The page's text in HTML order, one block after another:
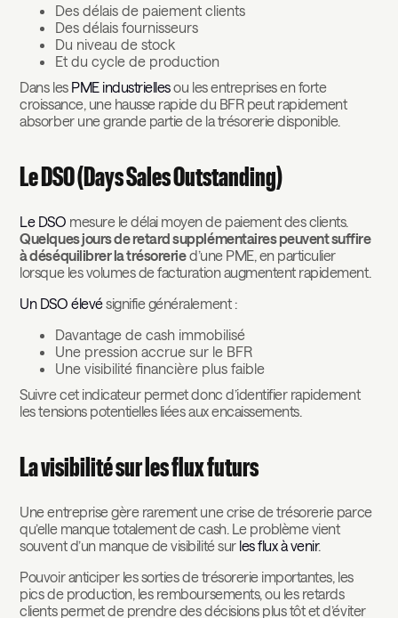
Des délais de paiement clients
Des délais fournisseurs
Du niveau de stock
Et du cycle de production
Dans les PME industriellesou les entreprises en forte
croissance, une hausse rapide du BFR peut rapidement
absorber une grande partie de la trésorerie disponible.
Le DSO (Days Sales Outstanding)
Le DSO mesure le délai moyen de paiement des clients.
Quelques jours de retard supplémentaires peuvent suffire
à déséquilibrer la trésoreried’une PME, en particulier
lorsque les volumes de facturation augmentent rapidement.
Un DSO élevésignifie généralement :
Davantage de cash immobilisé
Une pression accrue sur le BFR
Une visibilité financière plus faible
Suivre cet indicateur permet donc d’identifier rapidement
les tensions potentielles liées aux encaissements.
La visibilité sur les flux futurs
Une entreprise gère rarement une crise de trésorerie parce
qu’elle manque totalement de cash. Le problème vient
souvent d’un manque de visibilité sur les flux à venir.
Pouvoir anticiper les sorties de trésorerie importantes, les
pics de production, les remboursements, ou les retards
clients permet de prendre des décisions plus tôt et d’éviter